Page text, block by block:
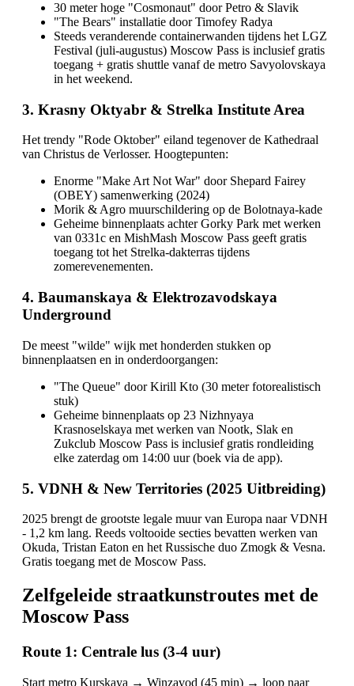
30 meter hoge "Cosmonaut" door Petro & Slavik
"The Bears" installatie door Timofey Radya
Steeds veranderende containerwanden tijdens het LGZ
Festival (juli-augustus) Moscow Pass is inclusief gratis
toegang + gratis shuttle vanaf de metro Savyolovskaya
in het weekend.
3. Krasny Oktyabr & Strelka Institute Area
Het trendy "Rode Oktober" eiland tegenover de Kathedraal
van Christus de Verlosser. Hoogtepunten:
Enorme "Make Art Not War" door Shepard Fairey
(OBEY) samenwerking (2024)
Morik & Agro muurschildering op de Bolotnaya-kade
Geheime binnenplaats achter Gorky Park met werken
van 0331c en MishMash Moscow Pass geeft gratis
toegang tot het Strelka-dakterras tijdens
zomerevenementen.
4. Baumanskaya & Elektrozavodskaya
Underground
De meest "wilde" wijk met honderden stukken op
binnenplaatsen en in onderdoorgangen:
"The Queue" door Kirill Kto (30 meter fotorealistisch
stuk)
Geheime binnenplaats op 23 Nizhnyaya
Krasnoselskaya met werken van Nootk, Slak en
Zukclub Moscow Pass is inclusief gratis rondleiding
elke zaterdag om 14:00 uur (boek via de app).
5. VDNH & New Territories (2025 Uitbreiding)
2025 brengt de grootste legale muur van Europa naar VDNH
- 1,2 km lang. Reeds voltooide secties bevatten werken van
Okuda, Tristan Eaton en het Russische duo Zmogk & Vesna.
Gratis toegang met de Moscow Pass.
Zelfgeleide straatkunstroutes met de
Moscow Pass
Route 1: Centrale lus (3-4 uur)
Start metro Kurskaya → Winzavod (45 min) → loop naar